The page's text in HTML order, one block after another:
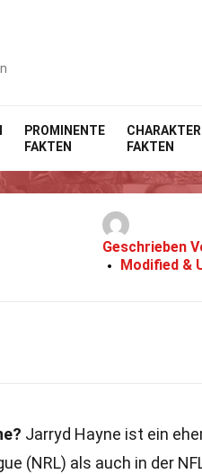
PROMINENTE
FAKTEN
FAKTEN25
Geschrieben
Modified &
Jarryd Hayne ist ein
(NRL) als auch in der